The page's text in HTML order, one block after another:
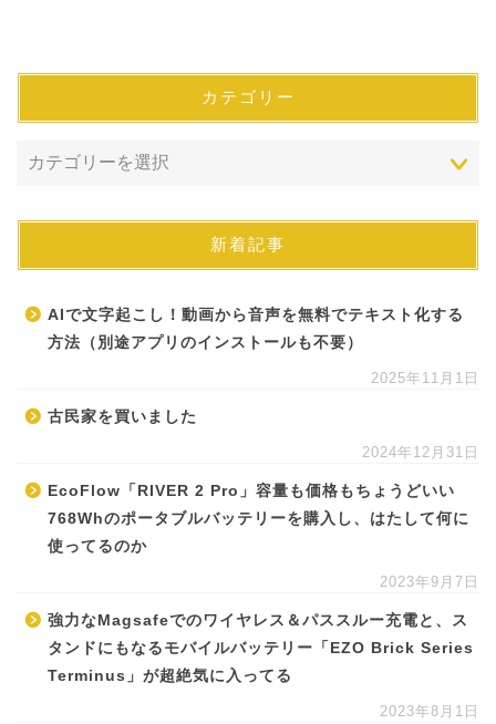
カテゴリー
新着記事
AIで文字起こし！動画から音声を無料でテキスト化する
方法（別途アプリのインストールも不要）
2025年11月1日
古民家を買いました
2024年12月31日
EcoFlow「RIVER 2 Pro」容量も価格もちょうどいい
768Whのポータブルバッテリーを購入し、はたして何に
使ってるのか
2023年9月7日
強力なMagsafeでのワイヤレス＆パススルー充電と、ス
タンドにもなるモバイルバッテリー「EZO Brick Series
Terminus」が超絶気に入ってる
2023年8月1日